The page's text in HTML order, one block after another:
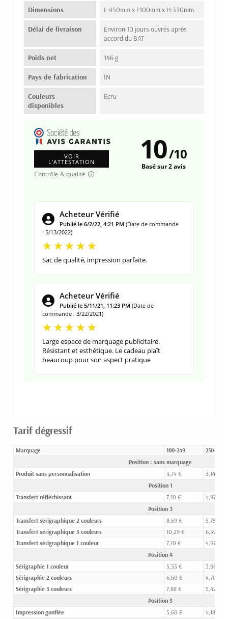
Dimensions L:450mm x l:100mm x H:330mm
Délai de livraison
Environ 10 jours ouvrés après
accord du BAT
Poids net 146 g
Pays de fabrication IN
Couleurs
disponibles
Ecru
VOIR
L'ATTESTATION
Contrôle & qualité
10/10
Basé sur 2 avis
Acheteur Vérifié
Publié le 6/2/22, 4:21 PM (Date de commande
: 5/13/2022)
Sac de qualité, impression parfaite.
Acheteur Vérifié
Publié le 5/11/21, 11:23 PM (Date de
commande : 3/22/2021)
Large espace de marquage publicitaire.
Résistant et esthétique. Le cadeau plaît
beaucoup pour son aspect pratique
Tarif dégressif
Marquage 100-249 250-499
Position : sans marquage
Produit sans personnalisation
3,74 €
3,14 €
Position 1
Transfert réfléchissant
7,10 €
4,97 €
Position 3
Transfert sérigraphique 2 couleurs
8,69 €
5,75 €
Transfert sérigraphique 3 couleurs
10,29 €
6,50 €
Transfert sérigraphique 1 couleur
7,10 €
4,97 €
Position 4
Sérigraphie 1 couleur
5,33 €
3,98 €
Sérigraphie 2 couleurs
6,60 €
4,70 €
Sérigraphie 3 couleurs
7,88 €
5,42 €
Position 5
Impression gonflée
5,60 €
4,18 €